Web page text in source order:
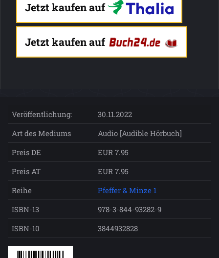
Jetzt kaufen auf
Jetzt kaufen auf
Veröffentlichung:
30.11.2022
Art des Mediums
Audio [Audible Hörbuch]
Preis DE
EUR 7.95
Preis AT
EUR 7.95
Reihe
Pfeffer & Minze 1
ISBN-13
978-3-844-93282-9
ISBN-10
3844932828